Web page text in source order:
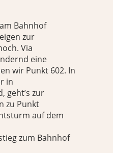
Bahnhof
zur
Via
eine
wir Punkt 602. In
in
geht’s zur
zu Punkt
auf dem
zum Bahnhof